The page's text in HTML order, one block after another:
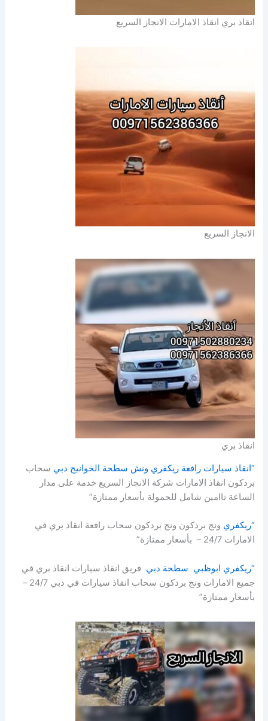
انقاذ بري انقاذ الامارات الانجاز السريع
الانجاز السريع
انقاذ بري
“انقاذ سيارات رافعة ريكفري ونش سطحة الخوانيج دبي سحاب
بردكون انقاذ الامارات شركة الانجاز السريع خدمة على مدار
الساعة تاامين شامل للحمولة بأسعار ممتازة”
“ريكفري ونج بردكون ونج بردكون سحاب رافعة انقاذ بري في
الامارات 24/7 – بأسعار ممتازة”
“ريكفري ابوظبي سطحة دبي فريق انقاذ سيارات انقاذ بري في
جميع الامارات ونج بردكون سحاب انقاذ سيارات في دبي 24/7 –
بأسعار ممتازة”